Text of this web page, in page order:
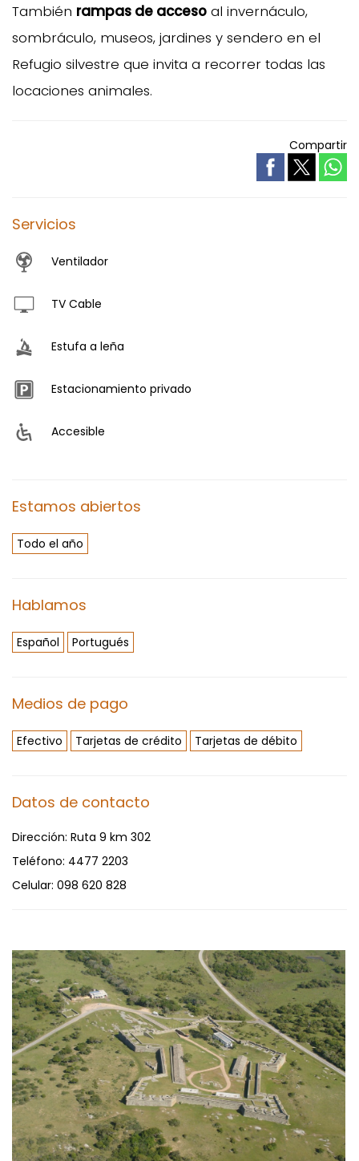
También rampas de acceso al invernáculo,
sombráculo, museos, jardines y sendero en el
Refugio silvestre que invita a recorrer todas las
locaciones animales.
Compartir
Servicios
Ventilador
TV Cable
Estufa a leña
Estacionamiento privado
Accesible
Estamos abiertos
Todo el año
Hablamos
Español Portugués
Medios de pago
Efectivo Tarjetas de crédito Tarjetas de débito
Datos de contacto
Dirección: Ruta 9 km 302
Teléfono: 4477 2203
Celular: 098 620 828